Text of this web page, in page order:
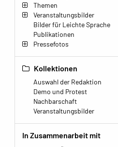
Themen
Veranstaltungsbilder
Bilder für Leichte Sprache
Publikationen
Pressefotos
Kollektionen
Auswahl der Redaktion
Demo und Protest
Nachbarschaft
Veranstaltungsbilder
In Zusammenarbeit mit